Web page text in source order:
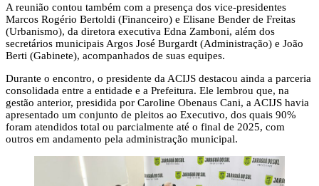
A reunião contou também com a presença dos vice-presidentes
Marcos Rogério Bertoldi (Financeiro) e Elisane Bender de Freitas
(Urbanismo), da diretora executiva Edna Zamboni, além dos
secretários municipais Argos José Burgardt (Administração) e João
Berti (Gabinete), acompanhados de suas equipes.
Durante o encontro, o presidente da ACIJS destacou ainda a parceria
consolidada entre a entidade e a Prefeitura. Ele lembrou que, na
gestão anterior, presidida por Caroline Obenaus Cani, a ACIJS havia
apresentado um conjunto de pleitos ao Executivo, dos quais 90%
foram atendidos total ou parcialmente até o final de 2025, com
outros em andamento pela administração municipal.